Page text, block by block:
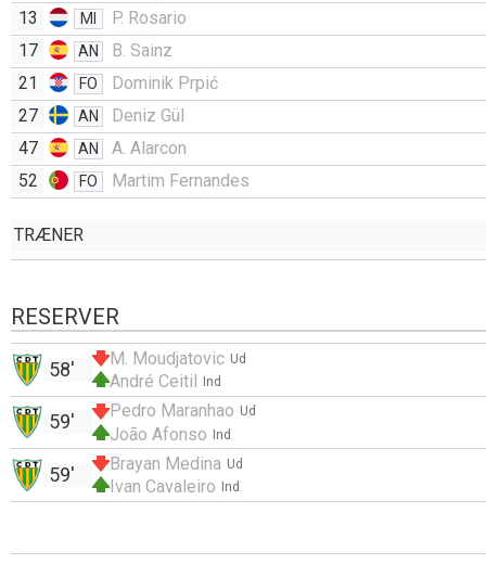
13
MI
P. Rosario
17
AN
B. Sainz
21
FO
Dominik Prpić
27
AN
Deniz Gül
47
AN
A. Alarcon
52
FO Martim Fernandes
TRÆNER
RESERVER
Ud
M. Moudjatovic
Ind
André Ceitil
58'
Ud
Pedro Maranhao
Ind
João Afonso
59'
Ud
Brayan Medina
Ind
Ivan Cavaleiro
59'